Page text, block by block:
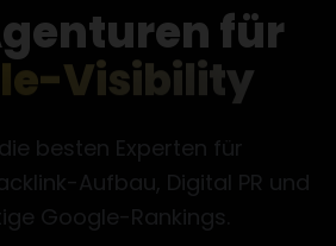
für
Visibility
besten Experten für
Aufbau, Digital PR und
Google-Rankings.